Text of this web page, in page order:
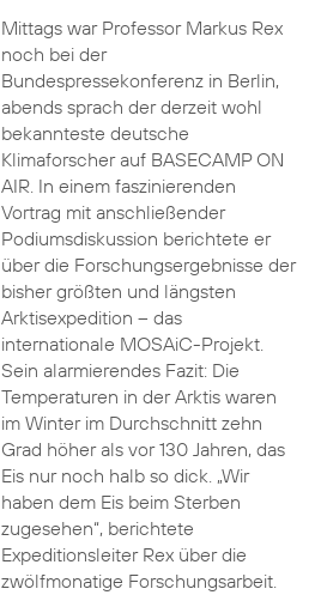
Mittags war Professor Markus Rex
noch bei der
Bundespressekonferenz in Berlin,
abends sprach der derzeit wohl
bekannteste deutsche
Klimaforscher auf BASECAMP ON
AIR. In einem faszinierenden
Vortrag mit anschließender
Podiumsdiskussion berichtete er
über die Forschungsergebnisse der
bisher größten und längsten
Arktisexpedition – das
internationale MOSAiC-Projekt.
Sein alarmierendes Fazit: Die
Temperaturen in der Arktis waren
im Winter im Durchschnitt zehn
Grad höher als vor 130 Jahren, das
Eis nur noch halb so dick. „Wir
haben dem Eis beim Sterben
zugesehen“, berichtete
Expeditionsleiter Rex über die
zwölfmonatige Forschungsarbeit.